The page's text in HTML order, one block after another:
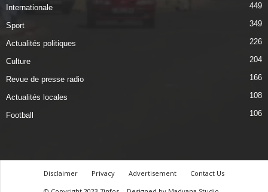
Internationale 449
Sport 349
Actualités politiques 226
Culture 204
Revue de presse radio 166
Actualités locales 108
Football 106
Disclaimer Privacy Advertisement
Contact Us